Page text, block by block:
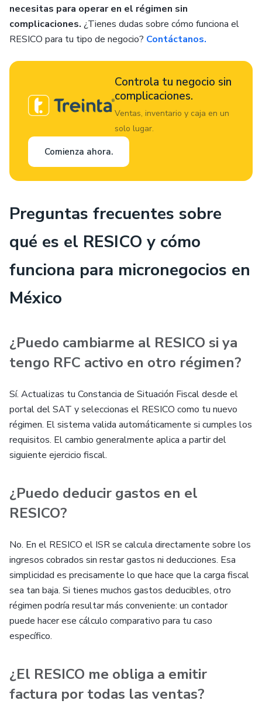
necesitas para operar en el régimen sin
complicaciones. ¿Tienes dudas sobre cómo funciona el
RESICO para tu tipo de negocio? Contáctanos.
Controla tu negocio sin
complicaciones.
Ventas, inventario y caja en un
solo lugar.
Comienza ahora.
Preguntas frecuentes sobre
qué es el RESICO y cómo
funciona para micronegocios en
México
¿Puedo cambiarme al RESICO si ya
tengo RFC activo en otro régimen?
Sí. Actualizas tu Constancia de Situación Fiscal desde el
portal del SAT y seleccionas el RESICO como tu nuevo
régimen. El sistema valida automáticamente si cumples los
requisitos. El cambio generalmente aplica a partir del
siguiente ejercicio fiscal.
¿Puedo deducir gastos en el
RESICO?
No. En el RESICO el ISR se calcula directamente sobre los
ingresos cobrados sin restar gastos ni deducciones. Esa
simplicidad es precisamente lo que hace que la carga fiscal
sea tan baja. Si tienes muchos gastos deducibles, otro
régimen podría resultar más conveniente: un contador
puede hacer ese cálculo comparativo para tu caso
específico.
¿El RESICO me obliga a emitir
factura por todas las ventas?